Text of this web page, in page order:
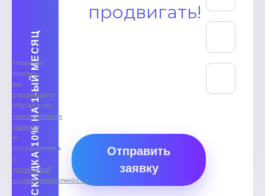
СКИДКА 10% НА 1-ЫЙ МЕСЯЦ
продвигать!
Отправить
заявку
Нажимая
кнопку,
вы
разрешаете
обработку
персональных
данных
и
соглашаетесь
с
политикой
конфиденциальности.